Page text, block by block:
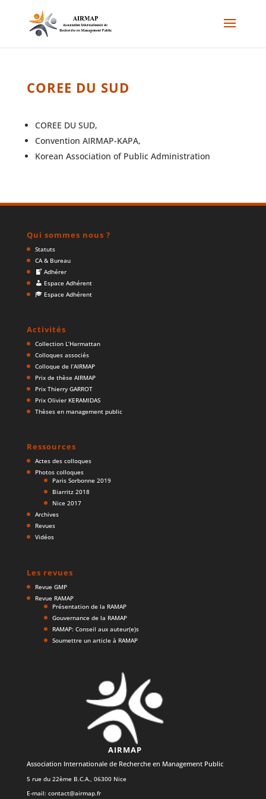
COREE DU SUD
COREE DU SUD,
Convention AIRMAP-KAPA,
Korean Association of Public Administration
Qui sommes nous ?
Statuts
CA & Bureau
Adhérer
Espace Adhérent
Espace Adhérent
Activités
Collection L’Harmattan
Colloques associés
Colloque de l’AIRMAP
Prix de thèse AIRMAP
Prix Thierry GARROT
Prix Olivier KERAMIDAS
Thèses en management public
Ressources
Actes des colloques
Photos colloques
Paris Sorbonne 2019
Biarritz 2018
Nice 2017
Archives
Revues
Vidéos
Les revues
Revue GMP
Revue RAMAP
Présentation de la RAMAP
Gouvernance de la RAMAP
RAMAP: Conseil aux auteur(e)s
Soumettre un article à RAMAP
AIRMAP
Association Internationale de Recherche en Management Public
5 rue du 22ème B.C.A., 06300 Nice
E-mail: contact@airmap.fr